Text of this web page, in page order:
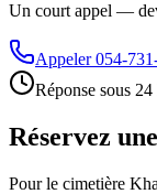
Un court appel —
Appeler 054-
Réponse sous 24
Réservez
Pour le cimetière